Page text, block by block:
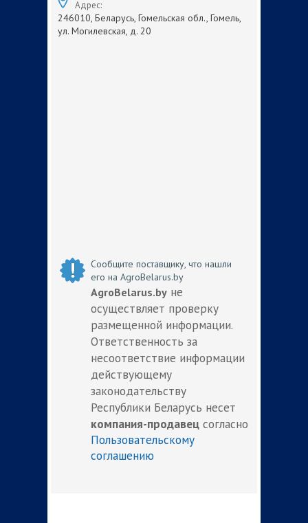
Адрес:
246010, Беларусь, Гомельская обл., Гомель,
ул. Могилевская, д. 20
Сообщите поставщику, что нашли
его на AgroBelarus.by
AgroBelarus.by не
осуществляет проверку
размещенной информации.
Ответственность за
несоответствие информации
действующему
законодательству
Республики Беларусь несет
компания-продавец согласно
Пользовательскому
соглашению